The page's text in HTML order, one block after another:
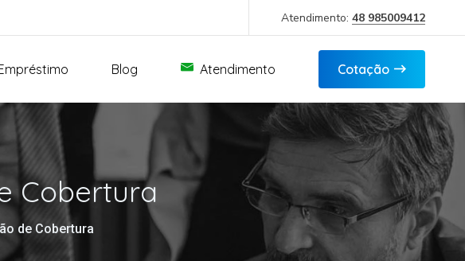
Atendimento: 48 985009412
Blog Atendimento Cotação
Cobertura
de Cobertura